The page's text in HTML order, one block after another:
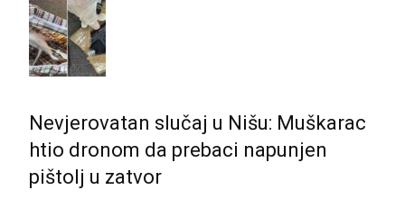
Nevjerovatan slučaj u Nišu: Muškarac
htio dronom da prebaci napunjen
pištolj u zatvor